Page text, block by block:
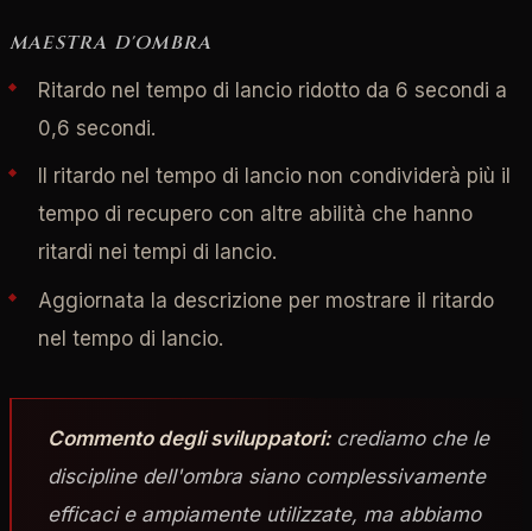
MAESTRA D'OMBRA
Ritardo nel tempo di lancio ridotto da 6 secondi a
0,6 secondi.
Il ritardo nel tempo di lancio non condividerà più il
tempo di recupero con altre abilità che hanno
ritardi nei tempi di lancio.
Aggiornata la descrizione per mostrare il ritardo
nel tempo di lancio.
Commento degli sviluppatori:crediamo che le
discipline dell'ombra siano complessivamente
efficaci e ampiamente utilizzate, ma abbiamo